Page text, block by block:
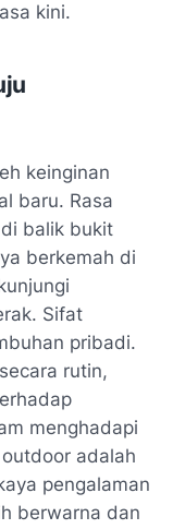
kini.
keinginan
baru. Rasa
balik bukit
berkemah di
Sifat
pribadi.
rutin,
menghadapi
adalah
pengalaman
berwarna dan